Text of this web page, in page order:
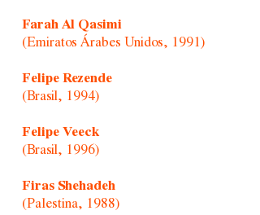
Farah Al Qasimi
(Emiratos Árabes Unidos, 1991)
Felipe Rezende
(Brasil, 1994)
Felipe Veeck
(Brasil, 1996)
Firas Shehadeh
(Palestina, 1988)